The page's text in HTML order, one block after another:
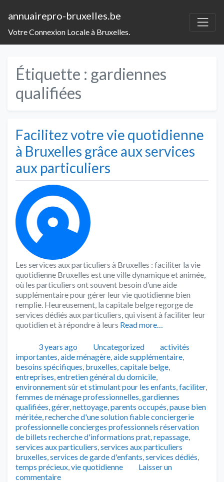
annuairepro-bruxelles.be
Votre Connexion Locale à Bruxelles.
Étiquette : gardiennes
qualifiées
Facilitez votre vie quotidienne
à Bruxelles grâce aux services
aux particuliers
Les services aux particuliers à Bruxelles : faciliter la vie
quotidienne Bruxelles est une ville dynamique et animée,
où les particuliers ont souvent besoin d’une aide
supplémentaire pour gérer leur vie quotidienne bien
remplie. Heureusement, la capitale belge regorge de
services dédiés aux particuliers, qui visent à faciliter leur
quotidien et à répondre à leurs Read more…
Publié3 years ago Catégories
Uncategorized Tags
activités
importantes,aide ménagère,aide supplémentaire,
besoins spécifiques, bruxelles,capitale belge,
entreprises,entretien général du domicile,
environnement sûr et stimulant pour les enfants,faciliter,
femmes de ménage professionnelles,gardiennes
qualifiées,gérer,nettoyage,parents occupés,pause bien
méritée,recherche d'une solution fiable conciergerie
professionnelle concierges professionnels réservation
de billets recherche d'informations prat,repassage,
services aux particuliers,services aux particuliers
bruxelles,services de garde d'enfants,services dédiés,
temps précieux,vie quotidienne
Laisser un
commentaire